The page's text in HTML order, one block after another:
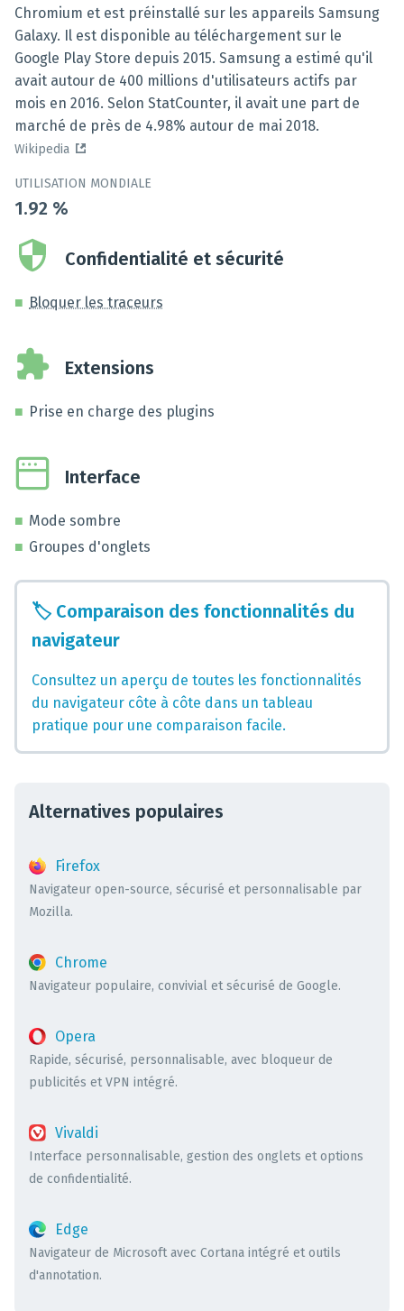
Chromium et est préinstallé sur les appareils Samsung
Galaxy. Il est disponible au téléchargement sur le
Google Play Store depuis 2015. Samsung a estimé qu'il
avait autour de 400 millions d'utilisateurs actifs par
mois en 2016. Selon StatCounter, il avait une part de
marché de près de 4.98% autour de mai 2018.
Wikipedia
UTILISATION MONDIALE
1.92 %
Confidentialité et sécurité
Bloquer les traceurs
Extensions
Prise en charge des plugins
Interface
Mode sombre
Groupes d'onglets
🏷️ Comparaison des fonctionnalités du
navigateur
Consultez un aperçu de toutes les fonctionnalités
du navigateur côte à côte dans un tableau
pratique pour une comparaison facile.
Alternatives populaires
Firefox
Navigateur open-source, sécurisé et personnalisable par
Mozilla.
Chrome
Navigateur populaire, convivial et sécurisé de Google.
Opera
Rapide, sécurisé, personnalisable, avec bloqueur de
publicités et VPN intégré.
Vivaldi
Interface personnalisable, gestion des onglets et options
de confidentialité.
Edge
Navigateur de Microsoft avec Cortana intégré et outils
d'annotation.